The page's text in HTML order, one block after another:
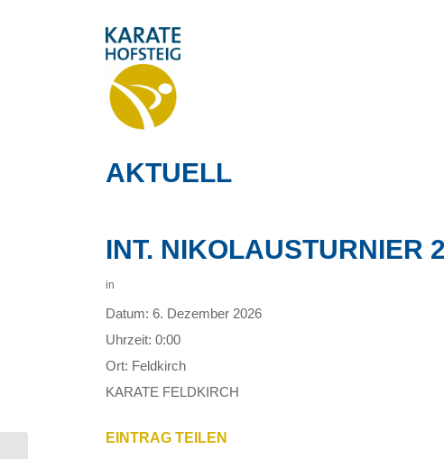
AKTUELL
INT. NIKOLAUSTURNIER
in
Datum: 6. Dezember 2026
Uhrzeit: 0:00
Ort: Feldkirch
KARATE FELDKIRCH
EINTRAG TEILEN